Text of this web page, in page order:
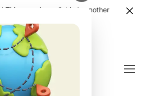
This page is available in another
Confirm